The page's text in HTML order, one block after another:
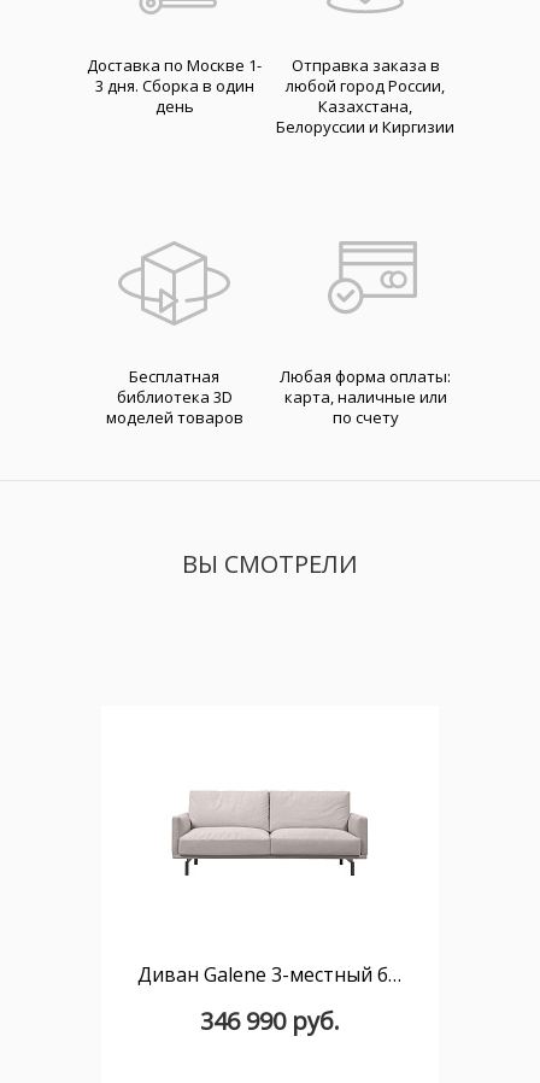
Доставка по Москве 1-
3 дня. Cборка в один
день
Отправка заказа в
любой город России,
Казахстана,
Белоруссии и Киргизии
Бесплатная
библиотека 3D
моделей товаров
Любая форма оплаты:
карта, наличные или
по счету
ВЫ СМОТРЕЛИ
Диван Galene 3-местный бежевый 174 см
346 990 руб.